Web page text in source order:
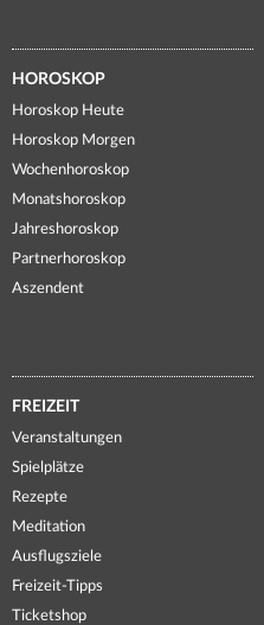
HOROSKOP
Horoskop Heute
Horoskop Morgen
Wochenhoroskop
Monatshoroskop
Jahreshoroskop
Partnerhoroskop
Aszendent
FREIZEIT
Veranstaltungen
Spielplätze
Rezepte
Meditation
Ausflugsziele
Freizeit-Tipps
Ticketshop